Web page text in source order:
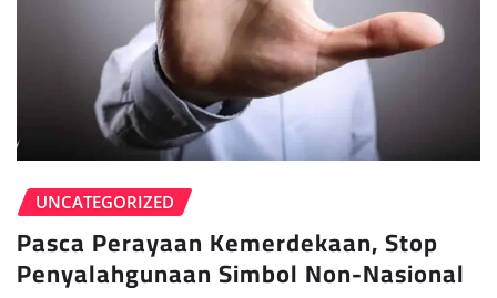
UNCATEGORIZED
Pasca Perayaan Kemerdekaan, Stop
Penyalahgunaan Simbol Non-Nasional